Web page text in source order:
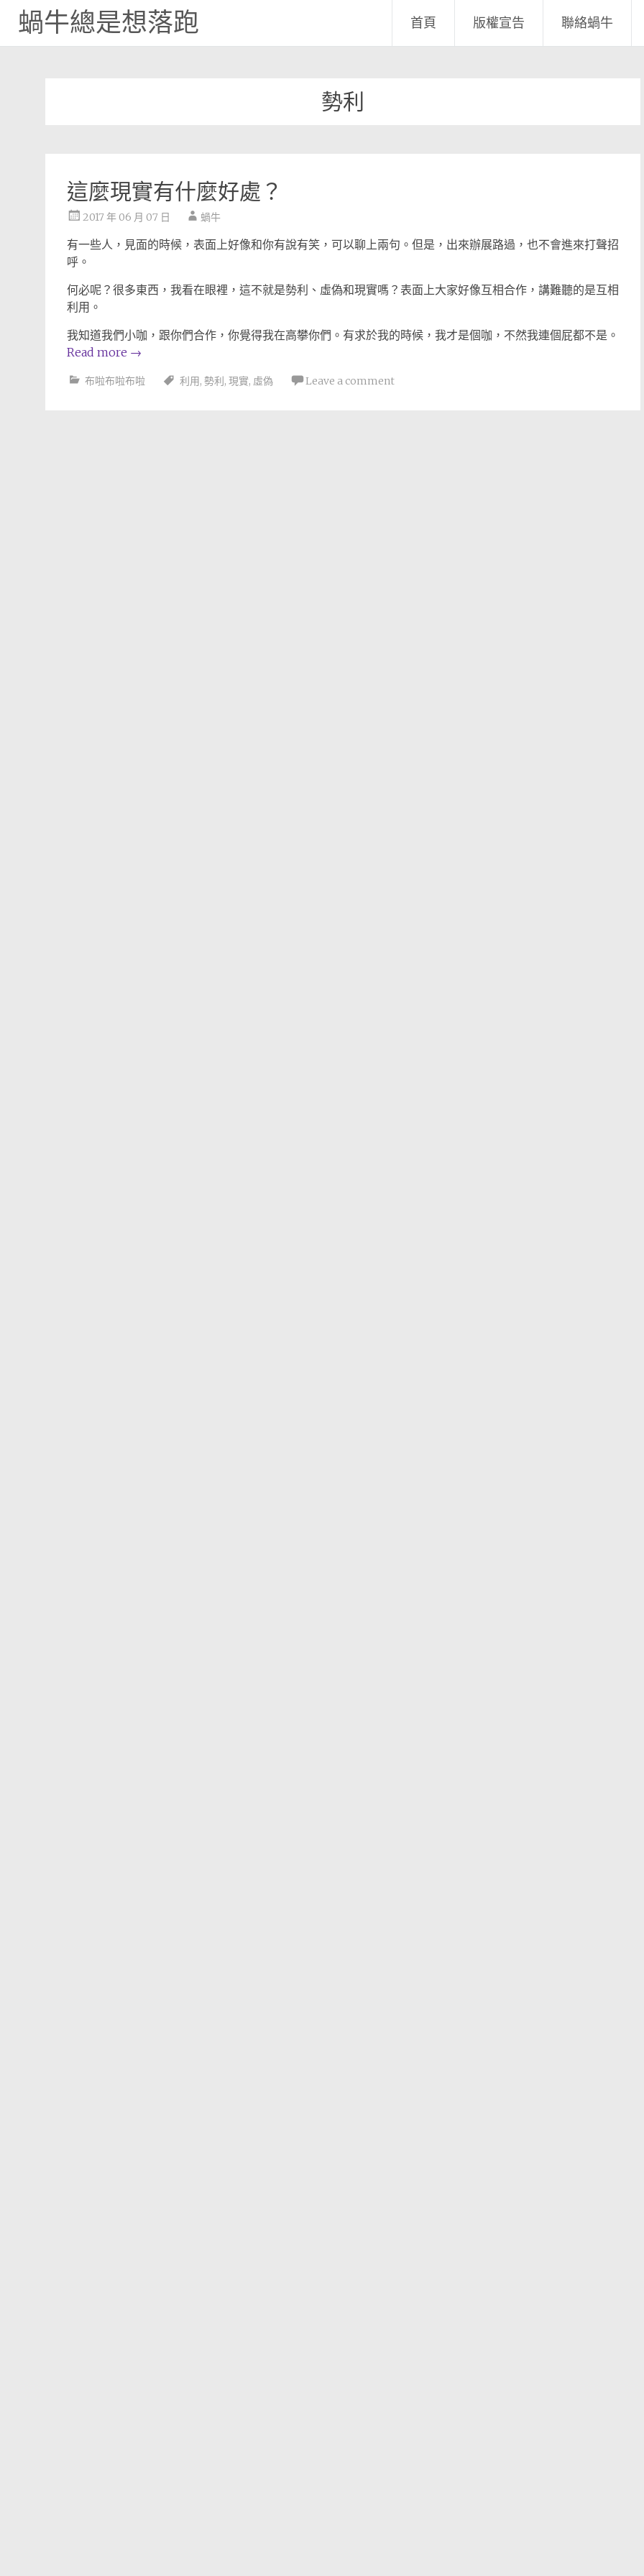
蝸牛總是想落跑 首頁 版權宣告 聯絡蝸牛
勢利
這麼現實有什麼好處？
2017 年 06 月 07 日 蝸牛
有一些人，見面的時候，表面上好像和你有說有笑，可以聊上兩句。但是，出來辦展路過，也不會進來打聲招
呼。
何必呢？很多東西，我看在眼裡，這不就是勢利、虛偽和現實嗎？表面上大家好像互相合作，講難聽的是互相
利用。
我知道我們小咖，跟你們合作，你覺得我在高攀你們。有求於我的時候，我才是個咖，不然我連個屁都不是。
Read more →
布啦布啦布啦 利用, 勢利, 現實, 虛偽 Leave a comment